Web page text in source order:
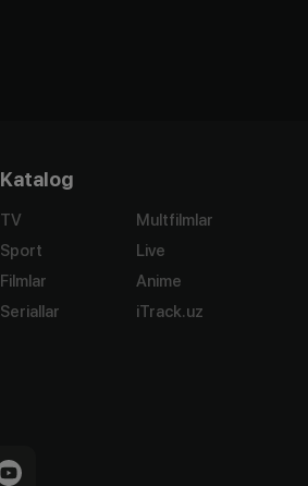
Katalog
TV
Sport
Filmlar
Seriallar
Multfilmlar
Live
Anime
iTrack.uz